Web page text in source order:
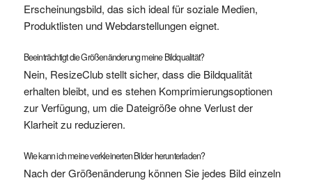
Erscheinungsbild, das sich ideal für soziale Medien,
Produktlisten und Webdarstellungen eignet.
Beeinträchtigt die Größenänderung meine Bildqualität?
Nein, ResizeClub stellt sicher, dass die Bildqualität
erhalten bleibt, und es stehen Komprimierungsoptionen
zur Verfügung, um die Dateigröße ohne Verlust der
Klarheit zu reduzieren.
Wie kann ich meine verkleinerten Bilder herunterladen?
Nach der Größenänderung können Sie jedes Bild einzeln